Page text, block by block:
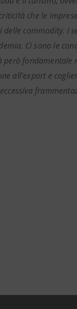
che le
commodity. I
Ci sono le
però
all’export e